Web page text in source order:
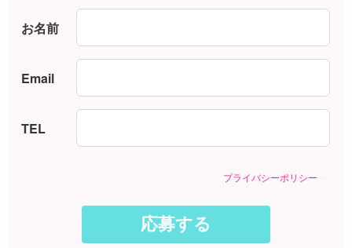
お名前
Email
TEL
プライバシーポリシー